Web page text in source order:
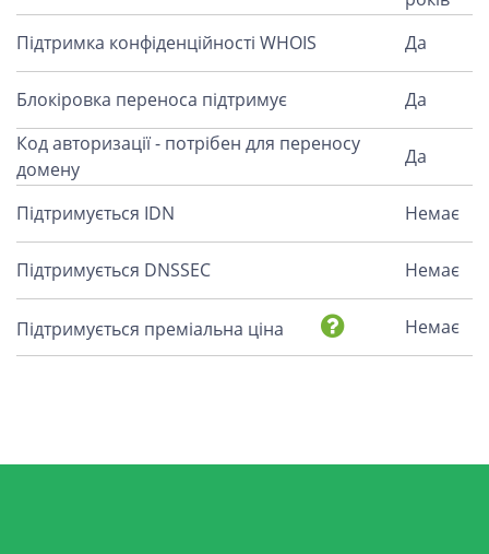
Підтримка конфіденційності WHOIS
Да
Блокіровка переноса підтримує
Да
Код авторизації - потрібен для переносу
домену
Да
Підтримується IDN Немає
Підтримується DNSSEC Немає
Підтримується преміальна ціна Немає